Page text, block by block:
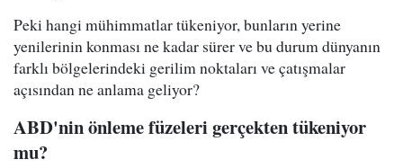
Peki hangi mühimmatlar tükeniyor, bunların yerine
yenilerinin konması ne kadar sürer ve bu durum dünyanın
farklı bölgelerindeki gerilim noktaları ve çatışmalar
açısından ne anlama geliyor?
ABD'nin önleme füzeleri gerçekten tükeniyor
mu?